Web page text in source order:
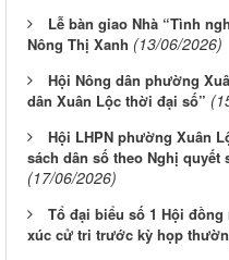
Lễ bàn giao Nhà “Tình
Nông Thị Xanh (13/06/2026)
Hội Nông dân phường
dân Xuân Lộc thời đại số”
Hội LHPN phường Xuân
sách dân số theo Nghị quyết
(17/06/2026)
Tổ đại biểu số 1 Hội
xúc cử tri trước kỳ họp